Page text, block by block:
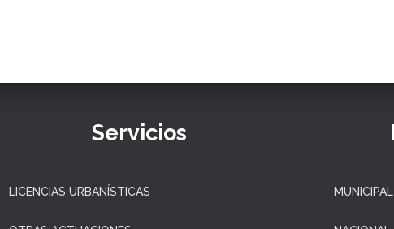
Servicios
LICENCIAS URBANÍSTICAS MUNICIPAL